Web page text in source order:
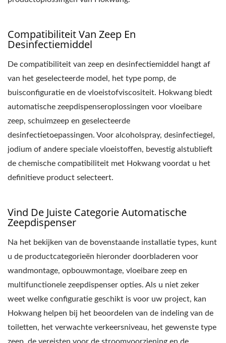
Compatibiliteit Van Zeep En
Desinfectiemiddel
De compatibiliteit van zeep en desinfectiemiddel hangt af
van het geselecteerde model, het type pomp, de
buisconfiguratie en de vloeistofviscositeit. Hokwang biedt
automatische zeepdispenseroplossingen voor vloeibare
zeep, schuimzeep en geselecteerde
desinfectietoepassingen. Voor alcoholspray, desinfectiegel,
jodium of andere speciale vloeistoffen, bevestig alstublieft
de chemische compatibiliteit met Hokwang voordat u het
definitieve product selecteert.
Vind De Juiste Categorie Automatische
Zeepdispenser
Na het bekijken van de bovenstaande installatie types, kunt
u de productcategorieën hieronder doorbladeren voor
wandmontage, opbouwmontage, vloeibare zeep en
multifunctionele zeepdispenser opties. Als u niet zeker
weet welke configuratie geschikt is voor uw project, kan
Hokwang helpen bij het beoordelen van de indeling van de
toiletten, het verwachte verkeersniveau, het gewenste type
zeep, de vereisten voor de stroomvoorziening en de